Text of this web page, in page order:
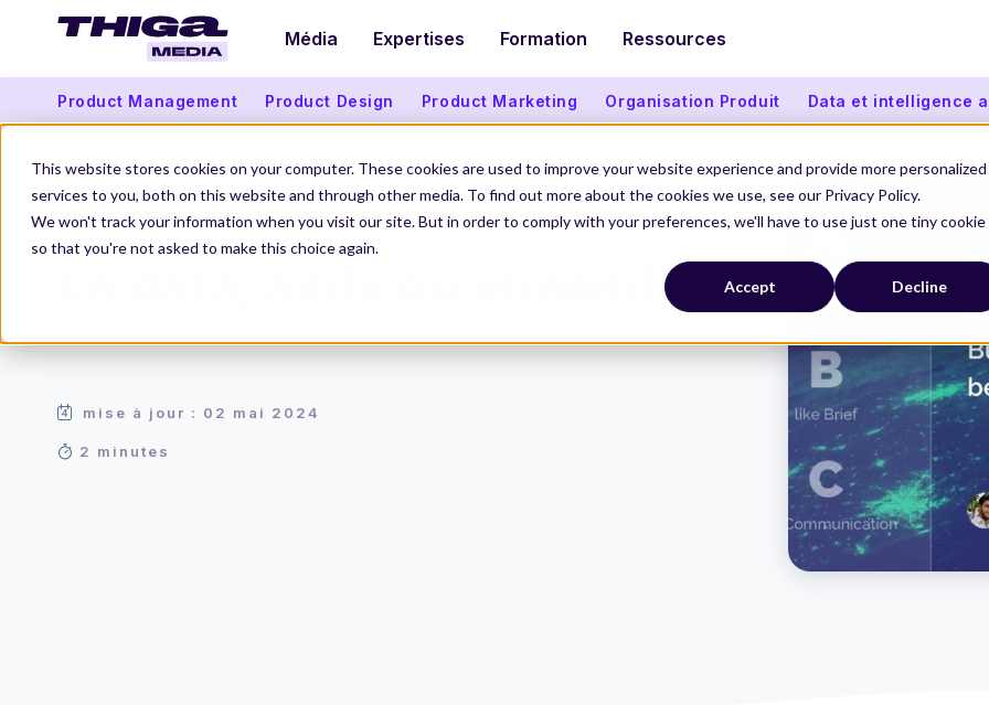
This website stores cookies on your computer. These cookies are used to improve your website experience and provide more personalized
services to you, both on this website and through other media. To find out more about the cookies we use, see our Privacy Policy.
We won't track your information when you visit our site. But in order to comply with your preferences, we'll have to use just one tiny cookie
so that you're not asked to make this choice again.
Accept Decline
Média Expertises Formation Ressources
Product Management Product Design Product Marketing Organisation Produit Data et intelligence
Thiga Media Product Management La data, amie ou ennemie ?
La data, amie ou ennemie ?
mise à jour : 02 mai 2024
2 minutes